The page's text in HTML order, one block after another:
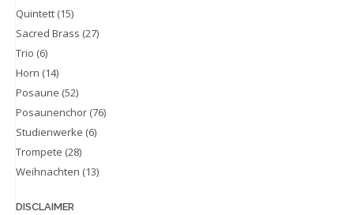
Quintett (15)
Sacred Brass (27)
Trio (6)
Horn (14)
Posaune (52)
Posaunenchor (76)
Studienwerke (6)
Trompete (28)
Weihnachten (13)
DISCLAIMER